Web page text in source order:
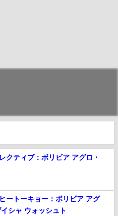
クティブ：ボリビア アグロ・
ートーキョー：ボリビア アグ
シャ ウォッシュト